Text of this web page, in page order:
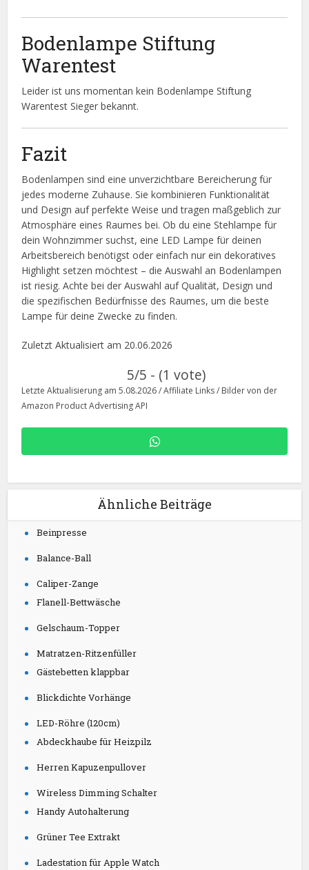
Bodenlampe Stiftung
Warentest
Leider ist uns momentan kein Bodenlampe Stiftung
Warentest Sieger bekannt.
Fazit
Bodenlampen sind eine unverzichtbare Bereicherung für
jedes moderne Zuhause. Sie kombinieren Funktionalität
und Design auf perfekte Weise und tragen maßgeblich zur
Atmosphäre eines Raumes bei. Ob du eine Stehlampe für
dein Wohnzimmer suchst, eine LED Lampe für deinen
Arbeitsbereich benötigst oder einfach nur ein dekoratives
Highlight setzen möchtest – die Auswahl an Bodenlampen
ist riesig. Achte bei der Auswahl auf Qualität, Design und
die spezifischen Bedürfnisse des Raumes, um die beste
Lampe für deine Zwecke zu finden.
Zuletzt Aktualisiert am 20.06.2026
5/5 - (1 vote)
Letzte Aktualisierung am 5.08.2026 / Affiliate Links / Bilder von der
Amazon Product Advertising API
Ähnliche Beiträge
Beinpresse
Balance-Ball
Caliper-Zange
Flanell-Bettwäsche
Gelschaum-Topper
Matratzen-Ritzenfüller
Gästebetten klappbar
Blickdichte Vorhänge
LED-Röhre (120cm)
Abdeckhaube für Heizpilz
Herren Kapuzenpullover
Wireless Dimming Schalter
Handy Autohalterung
Grüner Tee Extrakt
Ladestation für Apple Watch